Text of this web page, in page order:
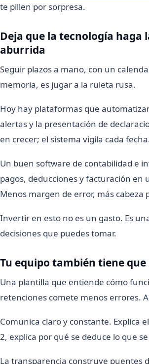
te pillen por sorpresa.
Deja que la tecnología haga
aburrida
Seguir plazos a mano, con un
memoria, es jugar a la ruleta rusa.
Hoy hay plataformas que
alertas y la presentación de
en crecer; el sistema vigila cada
Un buen software de contabilidad e
pagos, deducciones y facturación en
Menos margen de error, más cabeza
Invertir en esto no es un gasto. Es
decisiones que puedes tomar.
Tu equipo también tiene
Una plantilla que entiende cómo
retenciones comete menos errores.
Comunica claro y constante. Explica
2, explica por qué se deduce lo que
La transparencia construye puentes